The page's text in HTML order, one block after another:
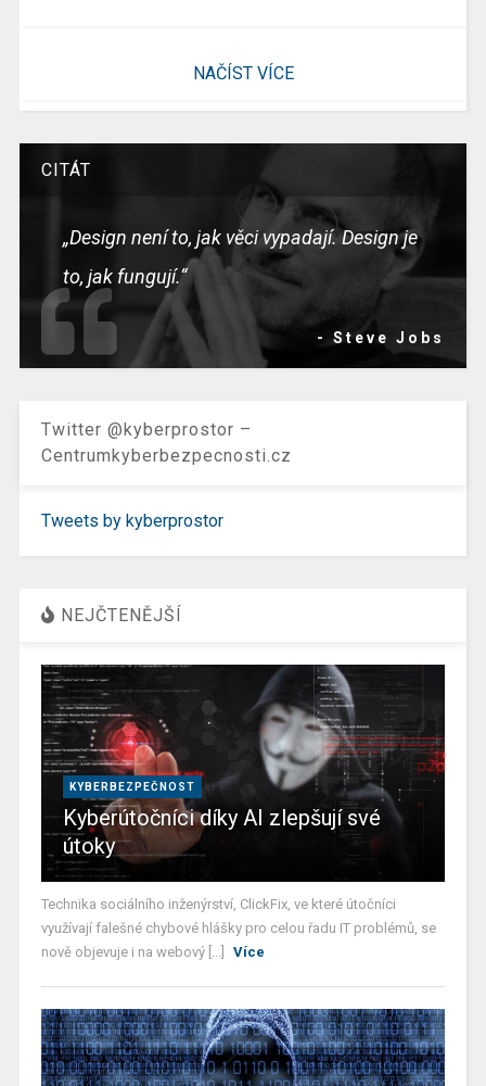
NAČÍST VÍCE
CITÁT
„Design není to, jak věci vypadají. Design je
to, jak fungují.“
- Steve Jobs
Twitter @kyberprostor –
Centrumkyberbezpecnosti.cz
Tweets by kyberprostor
NEJČTENĚJŠÍ
KYBERBEZPEČNOST
Kyberútočníci díky AI zlepšují své
útoky
Technika sociálního inženýrství, ClickFix, ve které útočníci
využívají falešné chybové hlášky pro celou řadu IT problémů, se
nově objevuje i na webový [...]
Více